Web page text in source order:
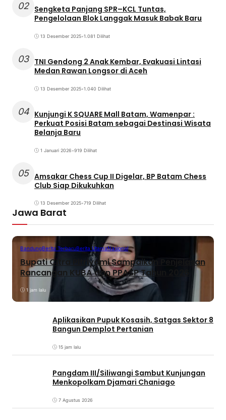
02 Sengketa Panjang SPR–KCL Tuntas,
Pengelolaan Blok Langgak Masuk Babak Baru
13 Desember 2025•1.081 Dilihat
03 TNI Gendong 2 Anak Kembar, Evakuasi Lintasi
Medan Rawan Longsor di Aceh
13 Desember 2025•1.040 Dilihat
04 Kunjungi K SQUARE Mall Batam, Wamenpar :
Perkuat Posisi Batam sebagai Destinasi Wisata
Belanja Baru
1 Januari 2026•919 Dilihat
05 Amsakar Chess Cup II Digelar, BP Batam Chess
Club Siap Dikukuhkan
13 Desember 2025•719 Dilihat
Jawa Barat
BandungBerita TerbaruBerita UtamaNasional
Bupati Citra Pitriyami Sampaikan Penjelasan
Rancangan KUBA dan PPASP Tahun 2026
1 jam lalu
Aplikasikan Pupuk Kosasih, Satgas Sektor 8
Bangun Demplot Pertanian
15 jam lalu
Pangdam III/Siliwangi Sambut Kunjungan
Menkopolkam Djamari Chaniago
7 Agustus 2026